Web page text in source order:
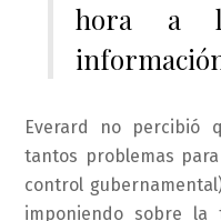
hora a
Everard no percibió
tantos problemas
control
imponiendo sobre la